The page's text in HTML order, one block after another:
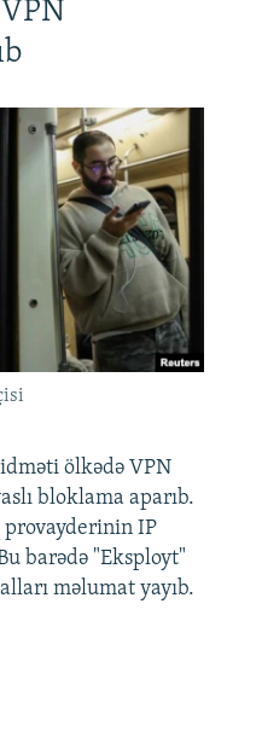
ölkədə VPN
bloklama aparıb.
IP
barədə "Eksployt"
məlumat yayıb.